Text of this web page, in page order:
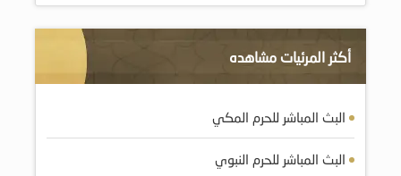
أكثر المرئيات مشاهده
البث المباشر للحرم المكي
البث المباشر للحرم النبوي